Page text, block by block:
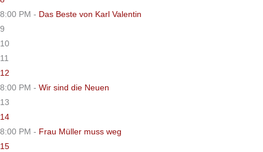
8:00 PM - Das Beste von Karl Valentin
9
10
11
12
8:00 PM - Wir sind die Neuen
13
14
8:00 PM - Frau Müller muss weg
15